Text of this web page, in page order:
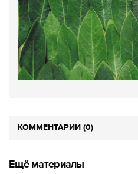
КОММЕНТАРИИ (0)
Ещё материалы